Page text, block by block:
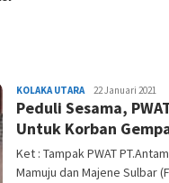
KOLAKA UTARARedaksi
22 Januari 2021
Peduli Sesama,
Untuk Korban
Ket : Tampak PWAT
Mamuju dan Majene Sulbar